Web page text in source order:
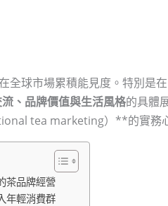
全球市場累積能見度。特別是在
、品牌價值與生活風格的具體
tea marketing）**的實務
茶品牌經營
年輕消費群